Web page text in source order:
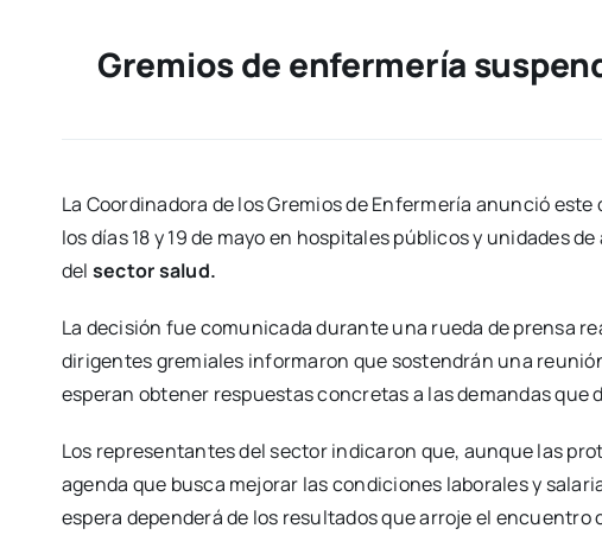
Gremios de enfermería
La Coordinadora de los Gremios de Enfermería anunció
los días 18 y 19 de mayo en hospitales públicos y unidades
del sector salud.
La decisión fue comunicada durante una rueda de prensa
dirigentes gremiales informaron que sostendrán una
esperan obtener respuestas concretas a las demandas
Los representantes del sector indicaron que, aunque las
agenda que busca mejorar las condiciones laborales y
espera dependerá de los resultados que arroje el encuentro